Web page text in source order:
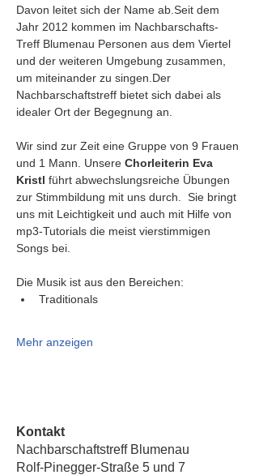
Davon leitet sich der Name ab.Seit dem
Jahr 2012 kommen im Nachbarschafts-
Treff Blumenau Personen aus dem Viertel
und der weiteren Umgebung zusammen,
um miteinander zu singen.Der
Nachbarschaftstreff bietet sich dabei als
idealer Ort der Begegnung an.
Wir sind zur Zeit eine Gruppe von 9 Frauen
und 1 Mann. Unsere Chorleiterin Eva
Kristl führt abwechslungsreiche Übungen
zur Stimmbildung mit uns durch.  Sie bringt
uns mit Leichtigkeit und auch mit Hilfe von
mp3-Tutorials die meist vierstimmigen
Songs bei.
Die Musik ist aus den Bereichen:
Traditionals
Mehr anzeigen
Kontakt
Nachbarschaftstreff Blumenau
Rolf-Pinegger-Straße 5 und 7